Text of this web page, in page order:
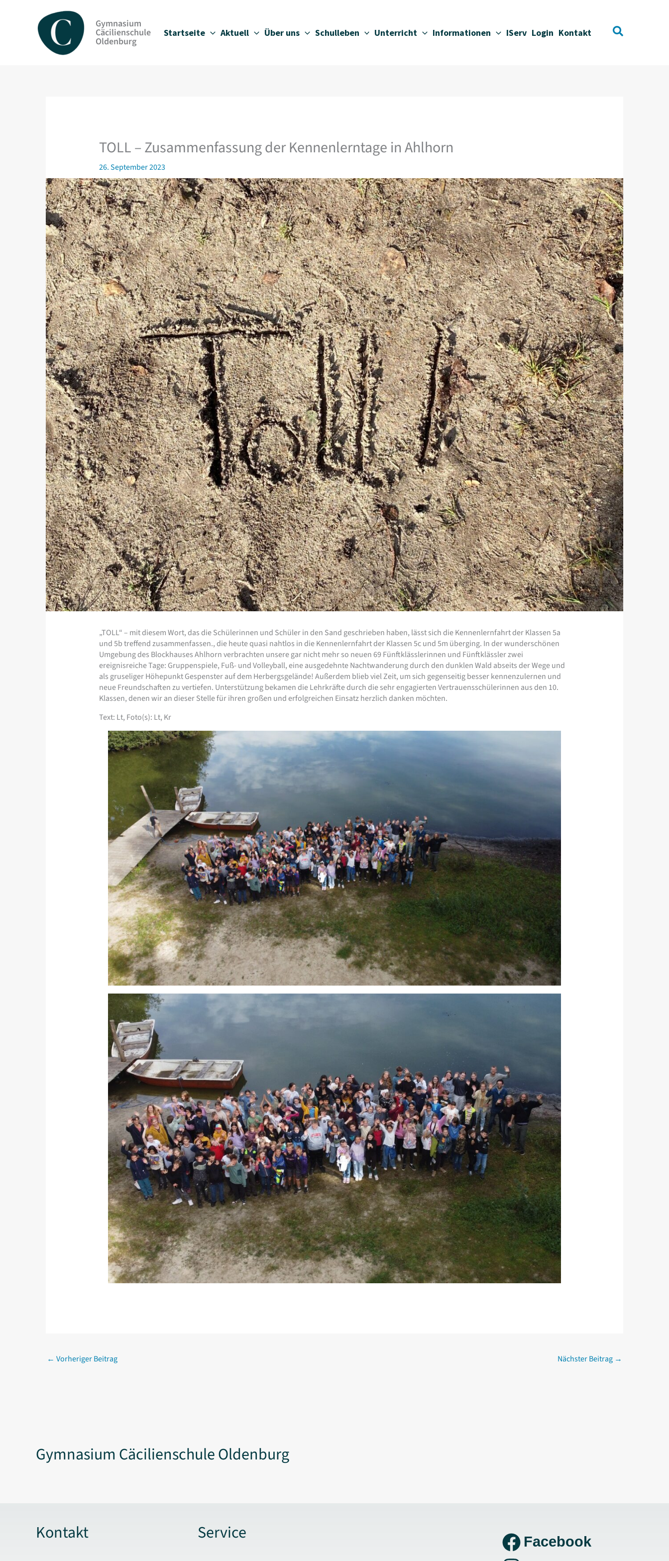
Gymnasium
Cäcilienschule
Oldenburg
Startseite Aktuell Über uns Schulleben Unterricht Informationen IServ Login Kontakt Suchen
TOLL – Zusammenfassung der Kennenlerntage in Ahlhorn
26. September 2023
„TOLL“ – mit diesem Wort, das die Schülerinnen und Schüler in den Sand geschrieben haben, lässt sich die Kennenlernfahrt der Klassen 5a
und 5b treffend zusammenfassen., die heute quasi nahtlos in die Kennenlernfahrt der Klassen 5c und 5m überging. In der wunderschönen
Umgebung des Blockhauses Ahlhorn verbrachten unsere gar nicht mehr so neuen 69 Fünftklässlerinnen und Fünftklässler zwei
ereignisreiche Tage: Gruppenspiele, Fuß- und Volleyball, eine ausgedehnte Nachtwanderung durch den dunklen Wald abseits der Wege und
als gruseliger Höhepunkt Gespenster auf dem Herbergsgelände! Außerdem blieb viel Zeit, um sich gegenseitig besser kennenzulernen und
neue Freundschaften zu vertiefen. Unterstützung bekamen die Lehrkräfte durch die sehr engagierten Vertrauensschülerinnen aus den 10.
Klassen, denen wir an dieser Stelle für ihren großen und erfolgreichen Einsatz herzlich danken möchten.
Text: Lt, Foto(s): Lt, Kr
← Vorheriger Beitrag Nächster Beitrag →
Gymnasium Cäcilienschule Oldenburg
Kontakt Service
Facebook